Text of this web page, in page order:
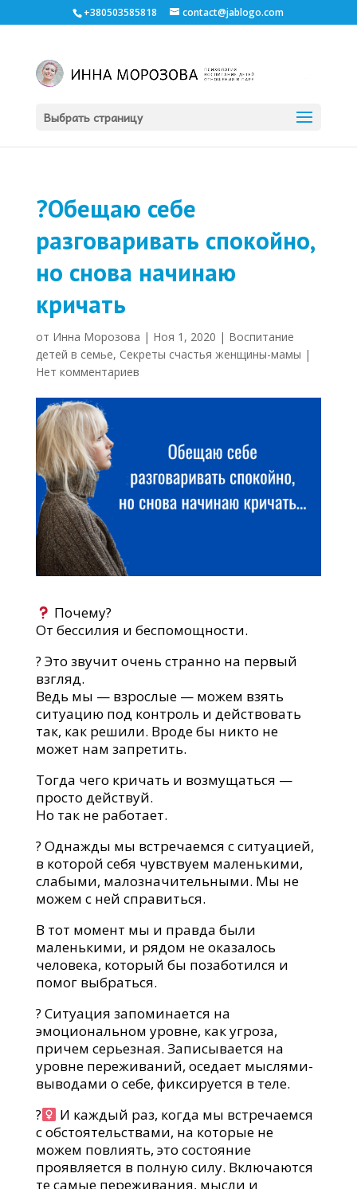
+380503585818 contact@jablogo.com
Выбрать страницу
?Обещаю себе
разговаривать спокойно,
но снова начинаю
кричать
от Инна Морозова | Ноя 1, 2020 | Воспитание
детей в семье, Секреты счастья женщины-мамы |
Нет комментариев
Почему?
От бессилия и беспомощности.
? Это звучит очень странно на первый
взгляд.
Ведь мы — взрослые — можем взять
ситуацию под контроль и действовать
так, как решили. Вроде бы никто не
может нам запретить.
Тогда чего кричать и возмущаться —
просто действуй.
Но так не работает.
? Однажды мы встречаемся с ситуацией,
в которой себя чувствуем маленькими,
слабыми, малозначительными. Мы не
можем с ней справиться.
В тот момент мы и правда были
маленькими, и рядом не оказалось
человека, который бы позаботился и
помог выбраться.
? Ситуация запоминается на
эмоциональном уровне, как угроза,
причем серьезная. Записывается на
уровне переживаний, оседает мыслями-
выводами о себе, фиксируется в теле.
?‍
И каждый раз, когда мы встречаемся
с обстоятельствами, на которые не
можем повлиять, это состояние
проявляется в полную силу. Включаются
те самые переживания, мысли и